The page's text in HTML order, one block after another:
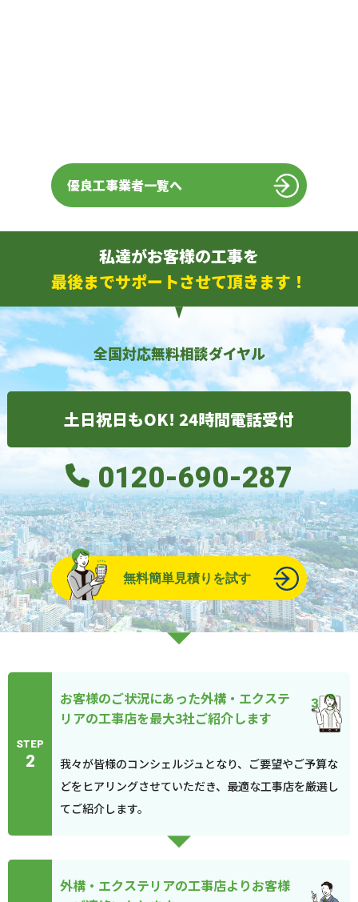
優良工事業者一覧へ
私達がお客様の工事を
最後までサポートさせて頂きます！
全国対応無料相談ダイヤル
土日祝日もOK! 24時間電話受付
0120-690-287
無料簡単見積りを試す
STEP
2
お客様のご状況にあった外構・エクステ
リアの工事店を最大3社ご紹介します
我々が皆様のコンシェルジュとなり、ご要望やご予算な
どをヒアリングさせていただき、最適な工事店を厳選し
てご紹介します。
外構・エクステリアの工事店よりお客様